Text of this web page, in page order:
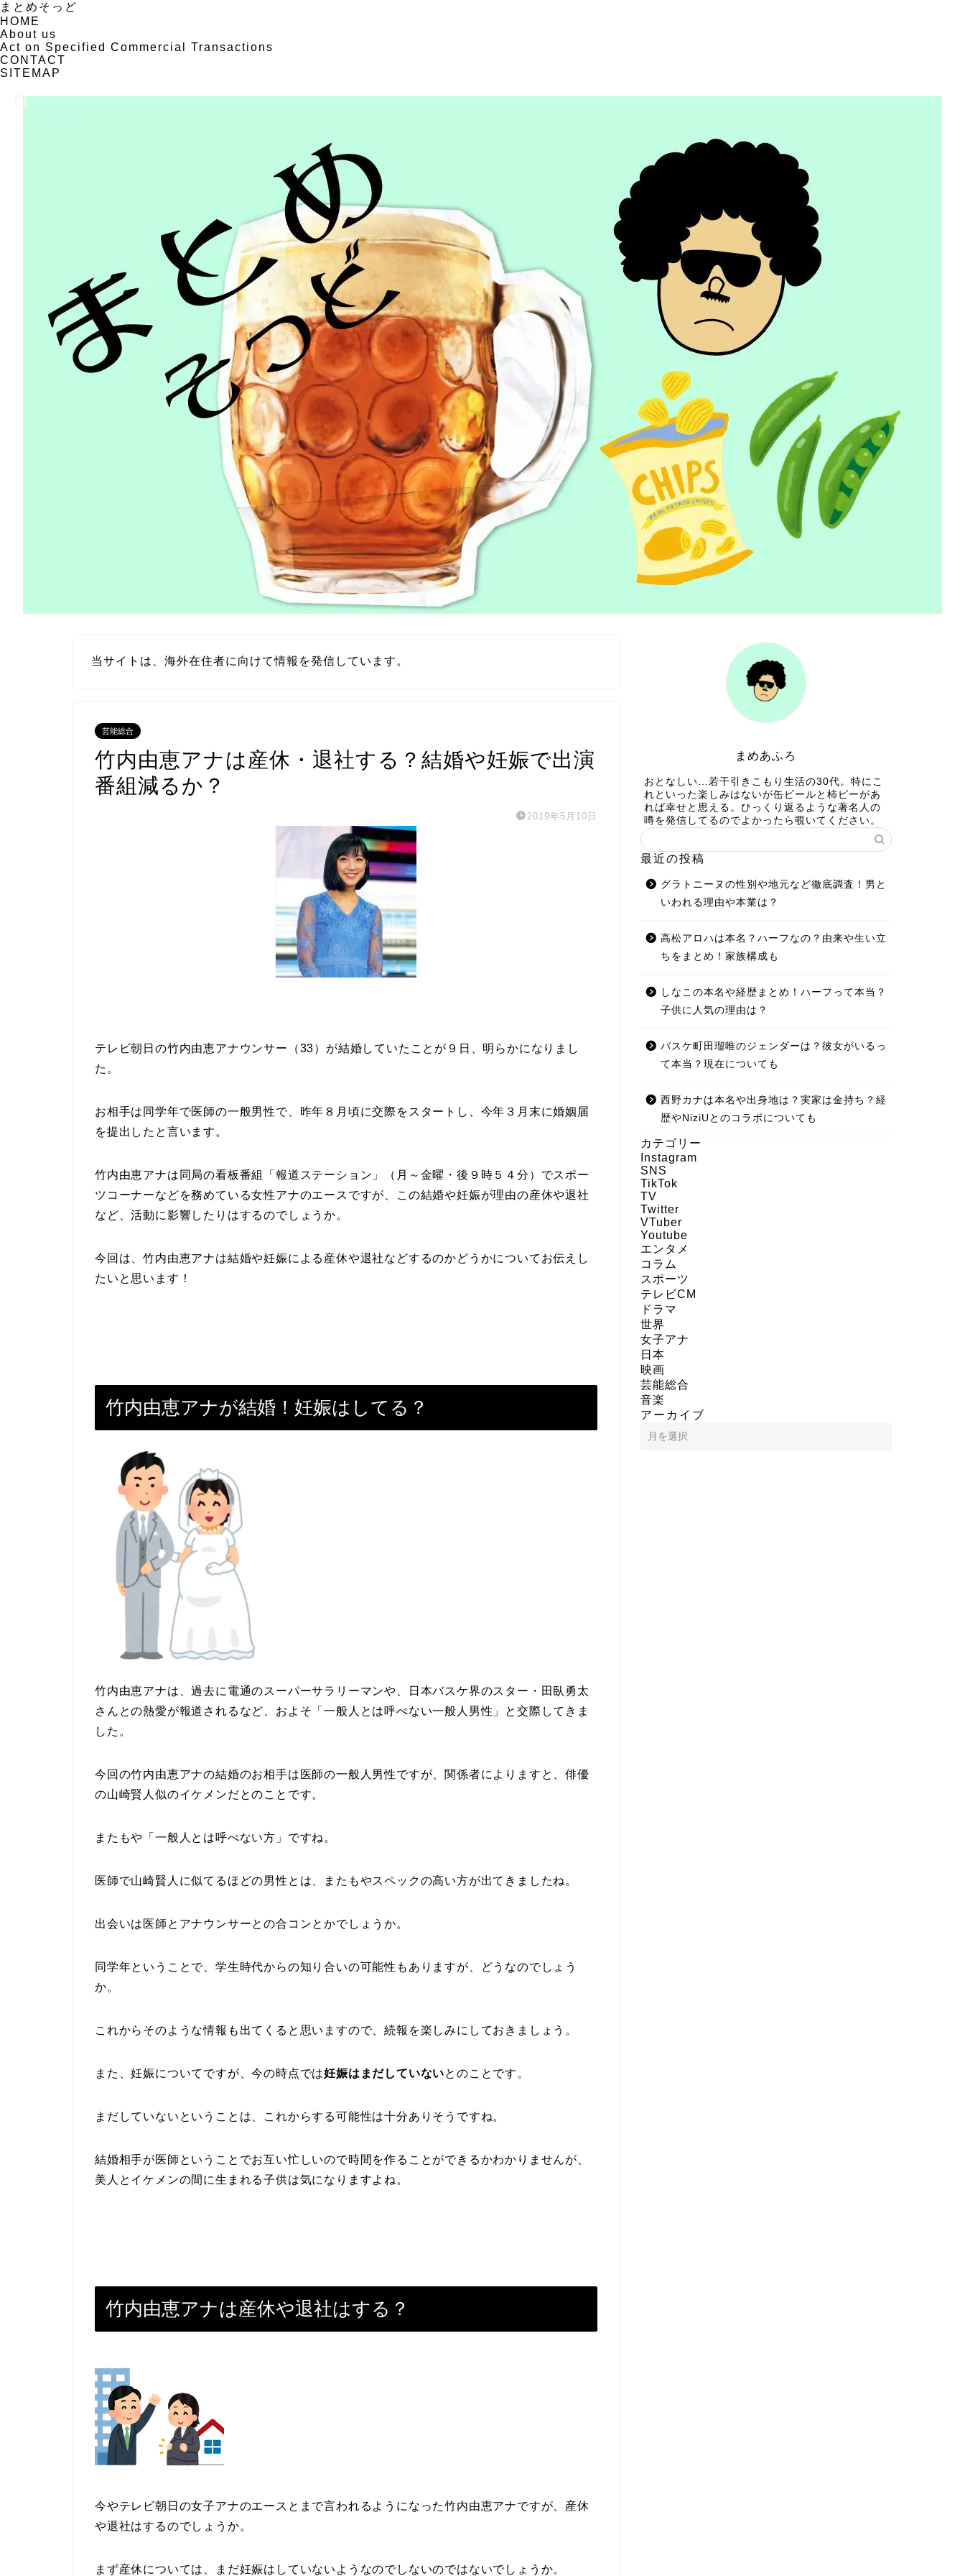
まとめそっど
HOME
About us
Act on Specified Commercial Transactions
CONTACT
SITEMAP
当サイトは、海外在住者に向けて情報を発信しています。
芸能総合
竹内由恵アナは産休・退社する？結婚や妊娠で出演
番組減るか？
2019年5月10日
テレビ朝日の竹内由恵アナウンサー（33）が結婚していたことが９日、明らかになりまし
た。
お相手は同学年で医師の一般男性で、昨年８月頃に交際をスタートし、今年３月末に婚姻届
を提出したと言います。
竹内由恵アナは同局の看板番組「報道ステーション」（月～金曜・後９時５４分）でスポー
ツコーナーなどを務めている女性アナのエースですが、この結婚や妊娠が理由の産休や退社
など、活動に影響したりはするのでしょうか。
今回は、竹内由恵アナは結婚や妊娠による産休や退社などするのかどうかについてお伝えし
たいと思います！
竹内由恵アナが結婚！妊娠はしてる？
竹内由恵アナは、過去に電通のスーパーサラリーマンや、日本バスケ界のスター・ 田臥勇太
さんとの熱愛が報道されるなど、およそ「一般人とは呼べない一般人男性」と交際してきま
した。
今回の竹内由恵アナの結婚のお相手は医師の一般人男性ですが、関係者によりますと、俳優
の山崎賢人似のイケメンだとのことです。
またもや「一般人とは呼べない方」ですね。
医師で山崎賢人に似てるほどの男性とは、またもやスペックの高い方が出てきましたね。
出会いは医師とアナウンサーとの合コンとかでしょうか。
同学年ということで、学生時代からの知り合いの可能性もありますが、どうなのでしょう
か。
これからそのような情報も出てくると思いますので、続報を楽しみにしておきましょう。
また、妊娠についてですが、今の時点では妊娠はまだしていないとのことです。
まだしていないということは、これからする可能性は十分ありそうですね。
結婚相手が医師ということでお互い忙しいので時間を作ることができるかわかりませんが、
美人とイケメンの間に生まれる子供は気になりますよね。
竹内由恵アナは産休や退社はする？
今やテレビ朝日の女子アナのエースとまで言われるようになった竹内由恵アナですが、産休
や退社はするのでしょうか。
まず産休については、まだ妊娠はしていないようなのでしないのではないでしょうか。
まめあふろ
おとなしい…若干引きこもり生活の30代。特にこ
れといった楽しみはないが缶ビールと柿ピーがあ
れば幸せと思える。ひっくり返るような著名人の
噂を発信してるのでよかったら覗いてください。
最近の投稿
グラトニーヌの性別や地元など徹底調査！男と
いわれる理由や本業は？
高松アロハは本名？ハーフなの？由来や生い立
ちをまとめ！家族構成も
しなこの本名や経歴まとめ！ハーフって本当？
子供に人気の理由は？
バスケ町田瑠唯のジェンダーは？彼女がいるっ
て本当？現在についても
西野カナは本名や出身地は？実家は金持ち？経
歴やNiziUとのコラボについても
カテゴリー
Instagram
SNS
TikTok
TV
Twitter
VTuber
Youtube
エンタメ
コラム
スポーツ
テレビCM
ドラマ
世界
女子アナ
日本
映画
芸能総合
音楽
アーカイブ